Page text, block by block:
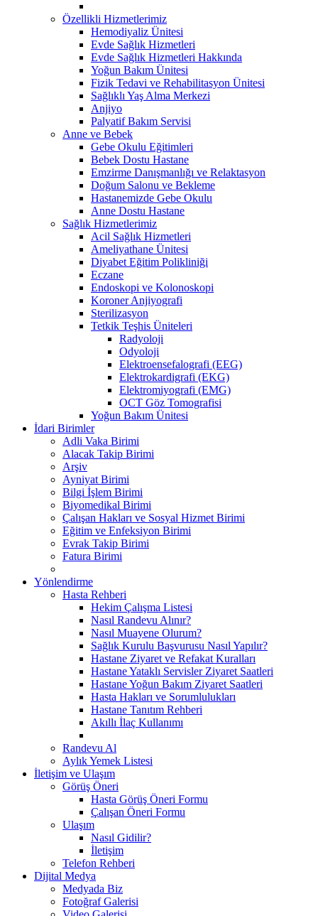
Özellikli Hizmetlerimiz
Hemodiyaliz Ünitesi
Evde Sağlık Hizmetleri
Evde Sağlık Hizmetleri Hakkında
Yoğun Bakım Ünitesi
Fizik Tedavi ve Rehabilitasyon Ünitesi
Sağlıklı Yaş Alma Merkezi
Anjiyo
Palyatif Bakım Servisi
Anne ve Bebek
Gebe Okulu Eğitimleri
Bebek Dostu Hastane
Emzirme Danışmanlığı ve Relaktasyon
Doğum Salonu ve Bekleme
Hastanemizde Gebe Okulu
Anne Dostu Hastane
Sağlık Hizmetlerimiz
Acil Sağlık Hizmetleri
Ameliyathane Ünitesi
Diyabet Eğitim Polikliniği
Eczane
Endoskopi ve Kolonoskopi
Koroner Anjiyografi
Sterilizasyon
Tetkik Teşhis Üniteleri
Radyoloji
Odyoloji
Elektroensefalografi (EEG)
Elektrokardigrafi (EKG)
Elektromiyografi (EMG)
OCT Göz Tomografisi
Yoğun Bakım Ünitesi
İdari Birimler
Adli Vaka Birimi
Alacak Takip Birimi
Arşiv
Ayniyat Birimi
Bilgi İşlem Birimi
Biyomedikal Birimi
Çalışan Hakları ve Sosyal Hizmet Birimi
Eğitim ve Enfeksiyon Birimi
Evrak Takip Birimi
Fatura Birimi
Yönlendirme
Hasta Rehberi
Hekim Çalışma Listesi
Nasıl Randevu Alınır?
Nasıl Muayene Olurum?
Sağlık Kurulu Başvurusu Nasıl Yapılır?
Hastane Ziyaret ve Refakat Kuralları
Hastane Yataklı Servisler Ziyaret Saatleri
Hastane Yoğun Bakım Ziyaret Saatleri
Hasta Hakları ve Sorumlulukları
Hastane Tanıtım Rehberi
Akıllı İlaç Kullanımı
Randevu Al
Aylık Yemek Listesi
İletişim ve Ulaşım
Görüş Öneri
Hasta Görüş Öneri Formu
Çalışan Öneri Formu
Ulaşım
Nasıl Gidilir?
İletişim
Telefon Rehberi
Dijital Medya
Medyada Biz
Fotoğraf Galerisi